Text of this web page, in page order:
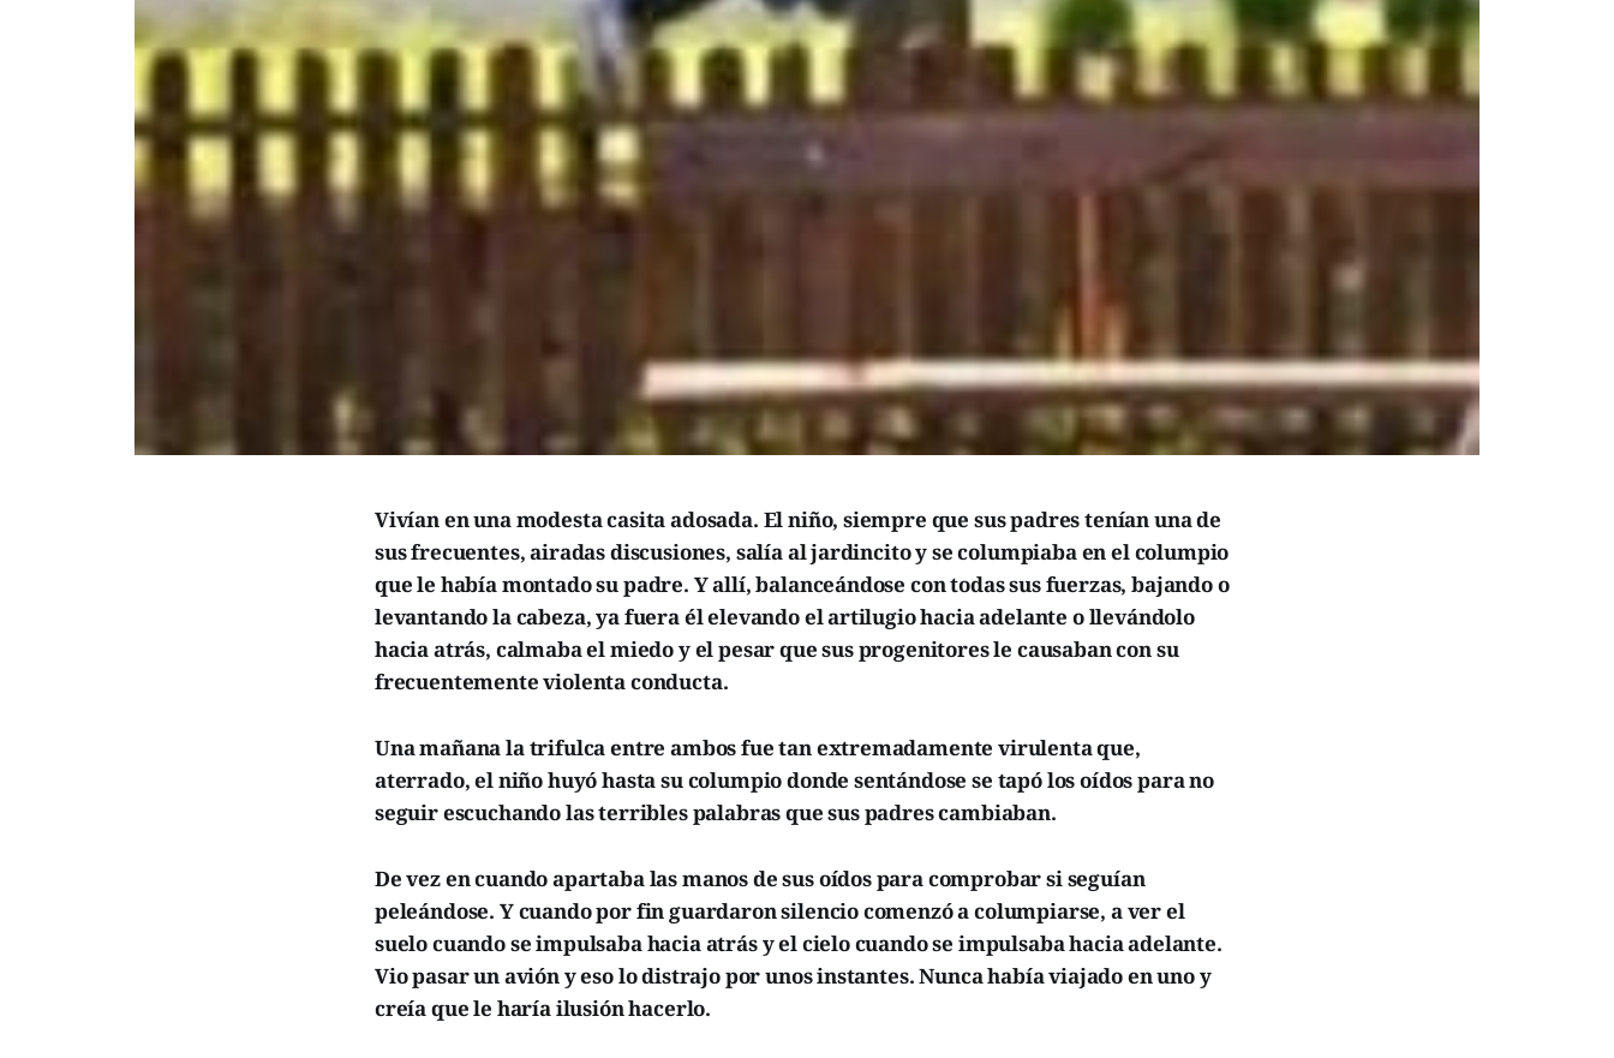
Vivían en una modesta casita adosada. El niño, siempre que sus padres tenían una de
sus frecuentes, airadas discusiones, salía al jardincito y se columpiaba en el columpio
que le había montado su padre. Y allí, balanceándose con todas sus fuerzas, bajando o
levantando la cabeza, ya fuera él elevando el artilugio hacia adelante o llevándolo
hacia atrás, calmaba el miedo y el pesar que sus progenitores le causaban con su
frecuentemente violenta conducta.
Una mañana la trifulca entre ambos fue tan extremadamente virulenta que,
aterrado, el niño huyó hasta su columpio donde sentándose se tapó los oídos para no
seguir escuchando las terribles palabras que sus padres cambiaban.
De vez en cuando apartaba las manos de sus oídos para comprobar si seguían
peleándose. Y cuando por fin guardaron silencio comenzó a columpiarse, a ver el
suelo cuando se impulsaba hacia atrás y el cielo cuando se impulsaba hacia adelante.
Vio pasar un avión y eso lo distrajo por unos instantes. Nunca había viajado en uno y
creía que le haría ilusión hacerlo.